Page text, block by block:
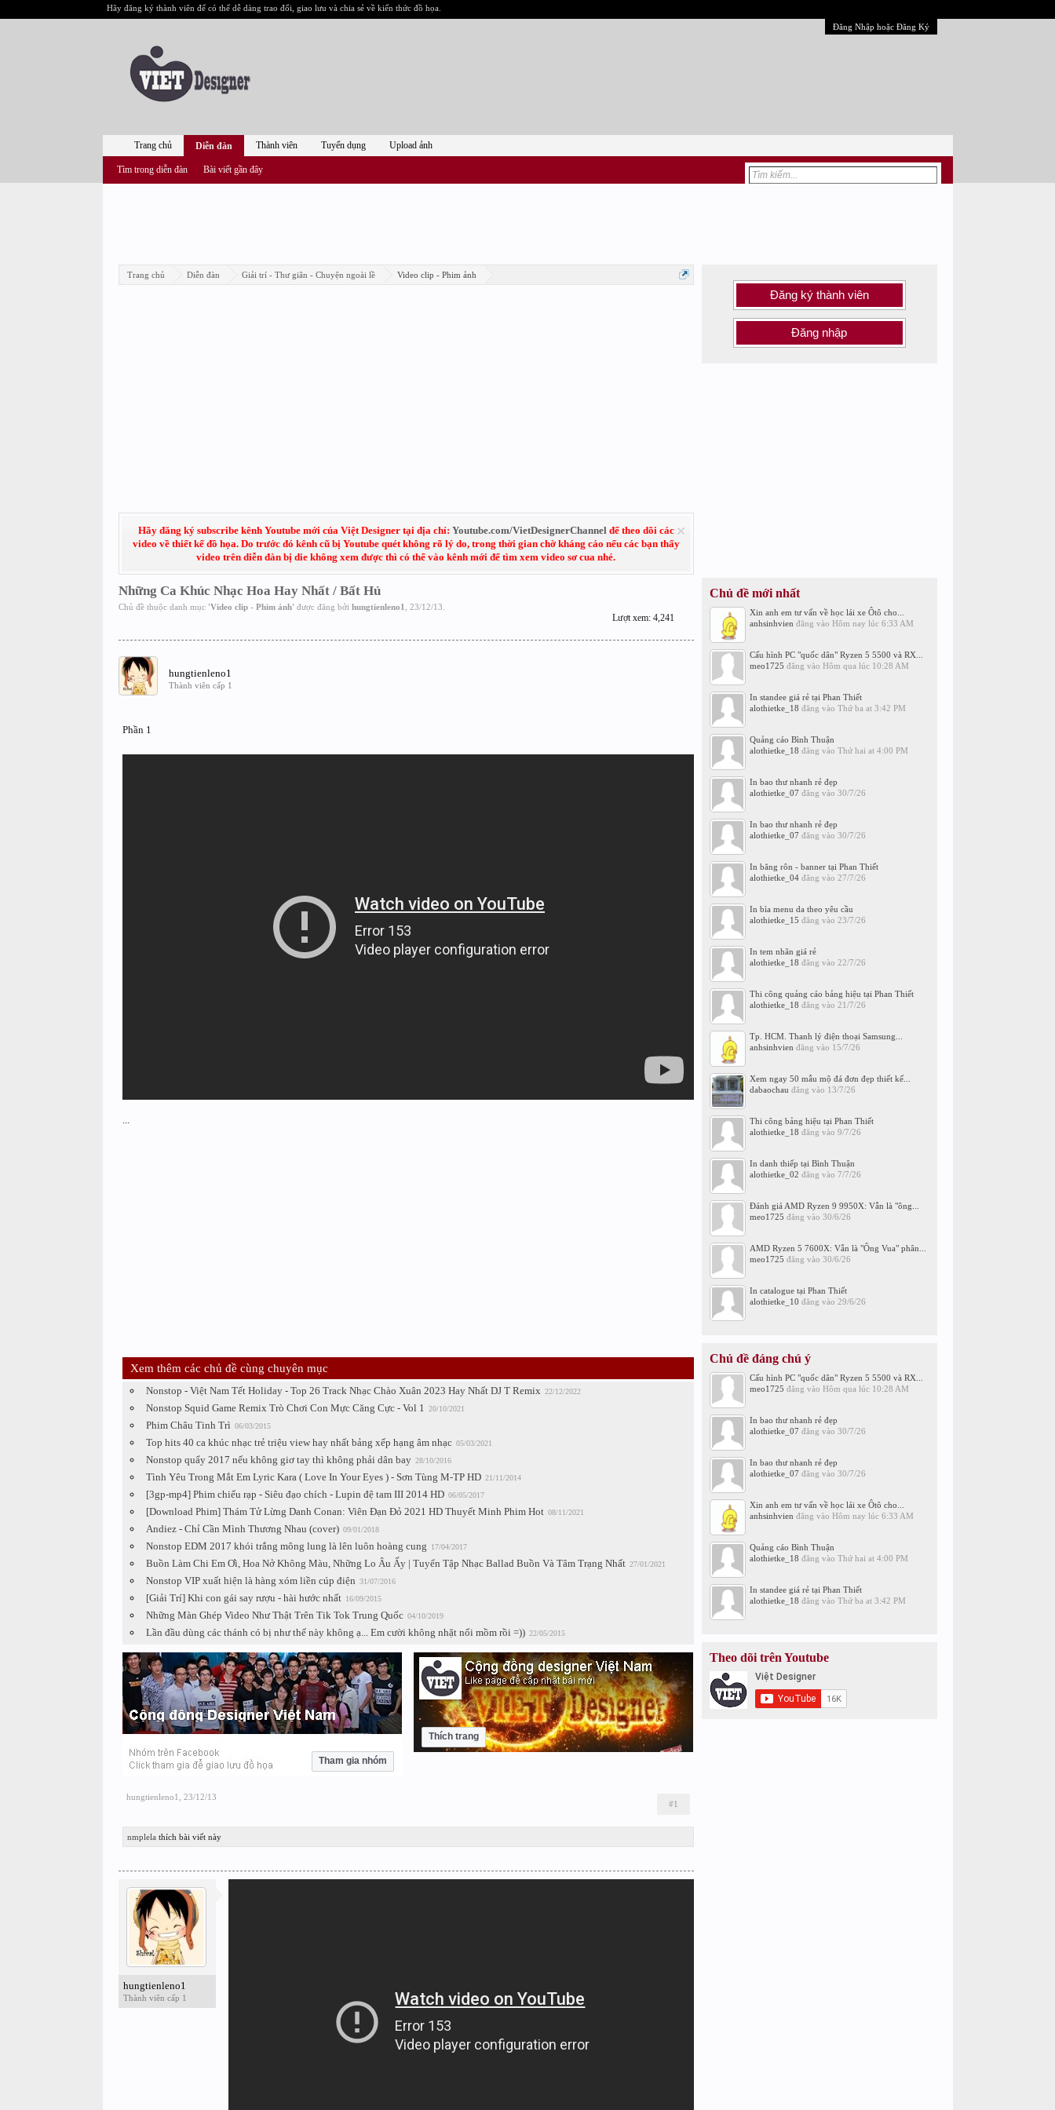
Hãy đăng ký thành viên để có thể dễ dàng trao đổi, giao lưu và chia sẻ về kiến thức đồ họa.
Đăng Nhập hoặc Đăng Ký
Trang chủ Diễn đàn Giải trí - Thư giãn - Chuyện ngoài lề Video clip - Phim ảnh
Hãy đăng ký subscribe kênh Youtube mới của Việt Designer tại địa chỉ: Youtube.com/VietDesignerChannelđể theo dõi các
video về thiết kế đồ họa. Do trước đó kênh cũ bị Youtube quét không rõ lý do, trong thời gian chờ kháng cáo nếu các bạn thấy
video trên diễn đàn bị die không xem được thì có thể vào kênh mới để tìm xem video sơ cua nhé.
Những Ca Khúc Nhạc Hoa Hay Nhất / Bất Hủ
Chủ đề thuộc danh mục 'Video clip - Phim ảnh' được đăng bởi hungtienleno1 23/12/13
Lượt xem: 4,241
hungtienleno1
Thành viên cấp 1
Phần 1
Xem thêm các chủ đề cùng chuyên mục
Nonstop - Việt Nam Tết Holiday - Top 26 Track Nhạc Chào Xuân 2023 Hay Nhất DJ T Remix 22/12/2022
Nonstop Squid Game Remix Trò Chơi Con Mực Căng Cực - Vol 1 20/10/2021
Phim Châu Tinh Trì 06/03/2015
Top hits 40 ca khúc nhạc trẻ triệu view hay nhất bảng xếp hạng âm nhạc 05/03/2021
Nonstop quẩy 2017 nếu không giơ tay thì không phải dân bay 28/10/2016
Tình Yêu Trong Mắt Em Lyric Kara ( Love In Your Eyes ) - Sơn Tùng M-TP HD 21/11/2014
[3gp-mp4] Phim chiếu rạp - Siêu đạo chích - Lupin đệ tam III 2014 HD 06/05/2017
[Download Phim] Thám Tử Lừng Danh Conan: Viên Đạn Đỏ 2021 HD Thuyết Minh Phim Hot 08/11/2021
Andiez - Chỉ Cần Mình Thương Nhau (cover) 09/01/2018
Nonstop EDM 2017 khói trắng mông lung là lên luôn hoàng cung 17/04/2017
Buồn Làm Chi Em Ơi, Hoa Nở Không Màu, Những Lo Âu Ấy | Tuyển Tập Nhạc Ballad Buồn Và Tâm Trạng Nhất 27/01/2021
Nonstop VIP xuất hiện là hàng xóm liền cúp điện 31/07/2016
[Giải Trí] Khi con gái say rượu - hài hước nhất 16/09/2015
Những Màn Ghép Video Như Thật Trên Tik Tok Trung Quốc 04/10/2019
Lần đầu dùng các thánh có bị như thế này không ạ... Em cười không nhặt nổi mồm rồi =)) 22/05/2015
Tham gia nhóm
Thích trang
hungtienleno1 23/12/13
#1
nmplela thích bài viết này
hungtienleno1
Thành viên cấp 1
Đăng ký thành viên
Đăng nhập
Chủ đề mới nhất
Xin anh em tư vấn về học lái xe Ôtô cho...
anhsinhvien đăng vào Hôm nay lúc 6:33 AM
Cấu hình PC "quốc dân" Ryzen 5 5500 và RX...
meo1725 đăng vào Hôm qua lúc 10:28 AM
In standee giá rẻ tại Phan Thiết
alothietke_18 đăng vào Thứ ba at 3:42 PM
Quảng cáo Bình Thuận
alothietke_18 đăng vào Thứ hai at 4:00 PM
In bao thư nhanh rẻ đẹp
alothietke_07 đăng vào 30/7/26
In bao thư nhanh rẻ đẹp
alothietke_07 đăng vào 30/7/26
In băng rôn - banner tại Phan Thiết
alothietke_04đăng vào 27/7/26
In bìa menu da theo yêu cầu
alothietke_15 đăng vào 23/7/26
In tem nhãn giá rẻ
alothietke_18 đăng vào 22/7/26
Thi công quảng cáo bảng hiệu tại Phan Thiết
alothietke_18 đăng vào 21/7/26
Tp. HCM. Thanh lý điện thoại Samsung...
anhsinhvien đăng vào 15/7/26
Xem ngay 50 mẫu mộ đá đơn đẹp thiết kế...
dabaochau đăng vào 13/7/26
Thi công bảng hiệu tại Phan Thiết
alothietke_18 đăng vào 9/7/26
In danh thiếp tại Bình Thuận
alothietke_02 đăng vào 7/7/26
Đánh giá AMD Ryzen 9 9950X: Vẫn là "ông...
meo1725 đăng vào 30/6/26
AMD Ryzen 5 7600X: Vẫn là "Ông Vua" phân...
meo1725 đăng vào 30/6/26
In catalogue tại Phan Thiết
alothietke_10 đăng vào 29/6/26
Chủ đề đáng chú ý
Cấu hình PC "quốc dân" Ryzen 5 5500 và RX...
meo1725 đăng vào Hôm qua lúc 10:28 AM
In bao thư nhanh rẻ đẹp
alothietke_07 đăng vào 30/7/26
In bao thư nhanh rẻ đẹp
alothietke_07 đăng vào 30/7/26
Xin anh em tư vấn về học lái xe Ôtô cho...
anhsinhvien đăng vào Hôm nay lúc 6:33 AM
Quảng cáo Bình Thuận
alothietke_18 đăng vào Thứ hai at 4:00 PM
In standee giá rẻ tại Phan Thiết
alothietke_18 đăng vào Thứ ba at 3:42 PM
Theo dõi trên Youtube
Trang chủ Diễn đàn
Tìm trong diễn đàn Bài viết gần đây
Thành viên Tuyển dụng Upload ảnh